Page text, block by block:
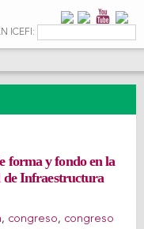
de
ICEFI:
forma y fondo en la
de Infraestructura
, congreso, congreso